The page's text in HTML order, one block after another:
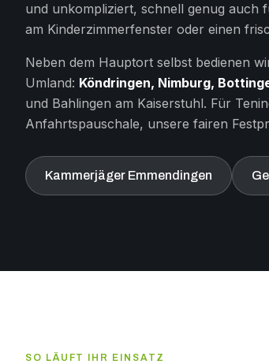
und unkompliziert, schnell genug auch
am Kinderzimmerfenster oder einen
Neben dem Hauptort selbst bedienen
Umland: Köndringen, Nimburg,
und Bahlingen am Kaiserstuhl. Für
Anfahrtspauschale, unsere fairen
Kammerjäger Emmendingen
SO LÄUFT IHR EINSATZ